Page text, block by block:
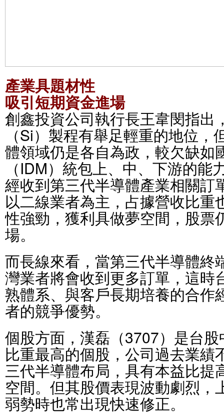
產業具題材性
吸引短期資金進場
創鑫投資公司執行長王韋閔指出
（Si）製程有舉足輕重的地位
體領域仍是各自為政，較欠缺如
（IDM）統包上、中、下游的能
經收到第三代半導體產業相關訂
以二線業者為主，占據營收比重
性強勁，獲利具做夢空間，股票
場。
而長線來看，當第三代半導體終
灣業者將會收到更多訂單，這時
熟體系、與客戶長期培養的合作
者的競爭優勢。
個股方面，漢磊（3707）是台
比重最高的個股，公司過去業績
三代半導體布局，具有本益比提
空間。但其股價表現波動劇烈，
弱勢時也常出現快速修正。